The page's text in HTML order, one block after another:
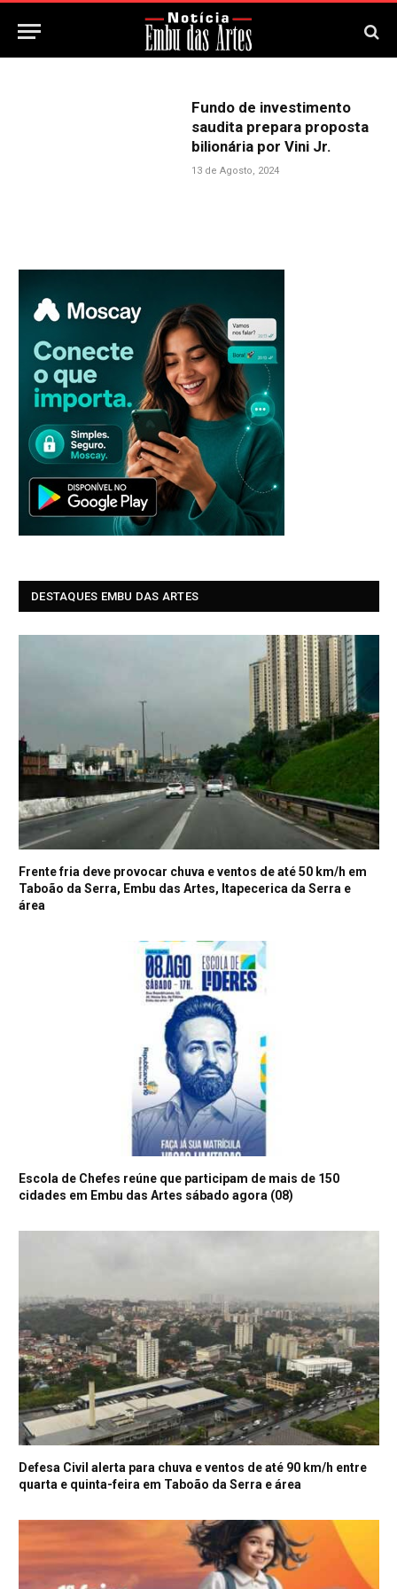
Fundo de investimento
saudita prepara proposta
bilionária por Vini Jr.
13 de Agosto, 2024
DESTAQUES EMBU DAS ARTES
Frente fria deve provocar chuva e ventos de até 50 km/h em
Taboão da Serra, Embu das Artes, Itapecerica da Serra e
área
Escola de Chefes reúne que participam de mais de 150
cidades em Embu das Artes sábado agora (08)
Defesa Civil alerta para chuva e ventos de até 90 km/h entre
quarta e quinta-feira em Taboão da Serra e área